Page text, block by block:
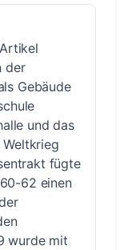
der
Gebäude
und das
fügte
62 einen
wurde mit